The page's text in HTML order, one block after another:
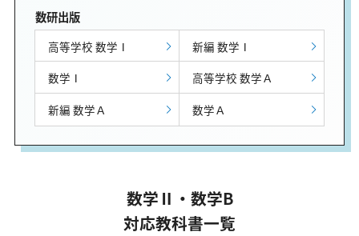
数研出版
高等学校 数学Ⅰ
新編 数学Ⅰ
数学Ⅰ
高等学校 数学Ａ
新編 数学Ａ
数学Ａ
数学Ⅱ・数学B
対応教科書一覧